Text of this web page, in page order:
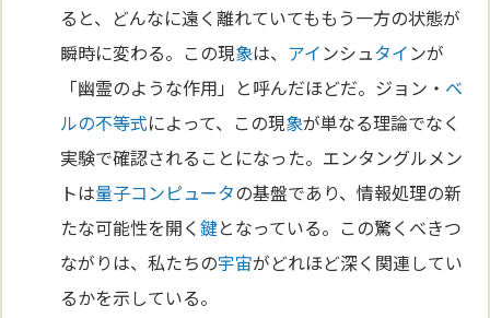
ると、どんなに遠く離れていてももう一方の状態が
瞬時に変わる。この現象は、 アインシュタインが
「幽霊のような作用」と呼んだほどだ。ジョン・ ベ
ルの不等式によって、この現象が単なる理論でなく
実験で確認されることになった。エンタングルメン
トは量子コンピュータの基盤であり、情報処理の新
たな可能性を開く鍵となっている。この驚くべきつ
ながりは、私たちの宇宙がどれほど深く関連してい
るかを示している。